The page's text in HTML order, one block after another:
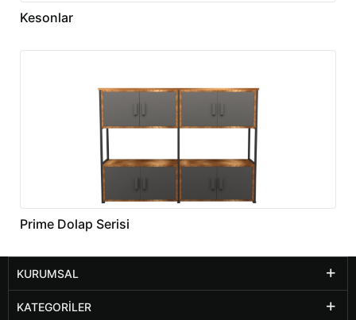
Kesonlar
Prime Dolap Serisi
KURUMSAL
KATEGORILER